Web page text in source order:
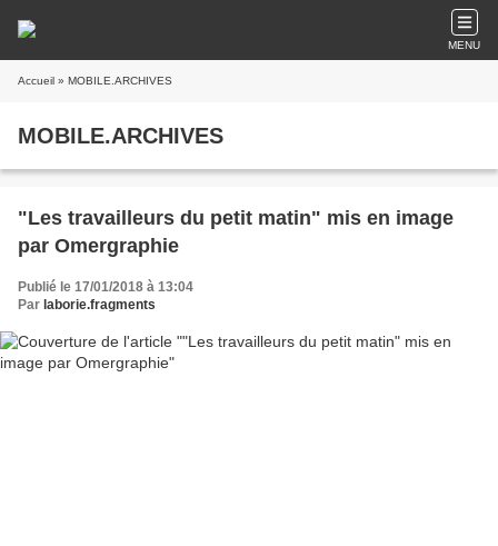
MENU
Accueil » MOBILE.ARCHIVES
MOBILE.ARCHIVES
"Les travailleurs du petit matin" mis en image
par Omergraphie
Publié le 17/01/2018 à 13:04
Par laborie.fragments